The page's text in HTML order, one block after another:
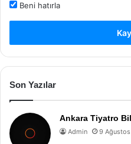
Beni hatırla
Son Yazılar
Ankara Tiyatro
Admin 9